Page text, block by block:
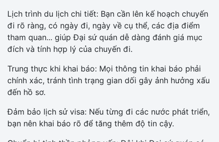
Lịch trình du lịch chi tiết: Bạn cần lên kế hoạch chuyến
đi rõ ràng, có ngày đi, ngày về cụ thể, các địa điểm
tham quan... giúp Đại sứ quán dễ dàng đánh giá mục
đích và tính hợp lý của chuyến đi.
Trung thực khi khai báo: Mọi thông tin khai báo phải
chính xác, tránh tình trạng gian dối gây ảnh hưởng xấu
đến hồ sơ.
Đảm bảo lịch sử visa: Nếu từng đi các nước phát triển,
bạn nên khai báo rõ để tăng thêm độ tin cậy.